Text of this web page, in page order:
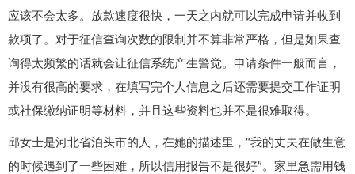
应该不会太多。放款速度很快，一天之内就可以完成申请并收到
款项了。对于征信查询次数的限制并不算非常严格，但是如果查
询得太频繁的话就会让征信系统产生警觉。申请条件一般而言，
并没有很高的要求，在填写完个人信息之后还需要提交工作证明
或社保缴纳证明等材料，并且这些资料也并不是很难取得。
邱女士是河北省泊头市的人，在她的描述里，“我的丈夫在做生意
的时候遇到了一些困难，所以信用报告不是很好”。家里急需用钱